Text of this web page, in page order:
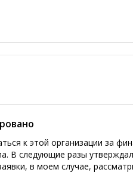
к этой организации за
В следующие разы
в моем случае,